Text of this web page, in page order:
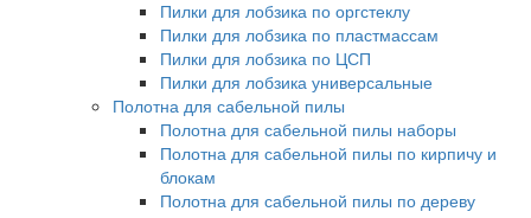
Пилки для лобзика по оргстеклу
Пилки для лобзика по пластмассам
Пилки для лобзика по ЦСП
Пилки для лобзика универсальные
Полотна для сабельной пилы
Полотна для сабельной пилы наборы
Полотна для сабельной пилы по кирпичу и
блокам
Полотна для сабельной пилы по дереву